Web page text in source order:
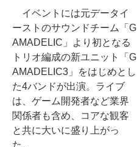
イベントには元データイ
ーストのサウンドチーム「G
AMADELIC」より初となる
トリオ編成の新ユニット「G
AMADELIC3」をはじめとし
た4バンドが出演。ライブ
は、ゲーム開発者など業界
関係者も含め、コアな観客
と共に大いに盛り上がっ